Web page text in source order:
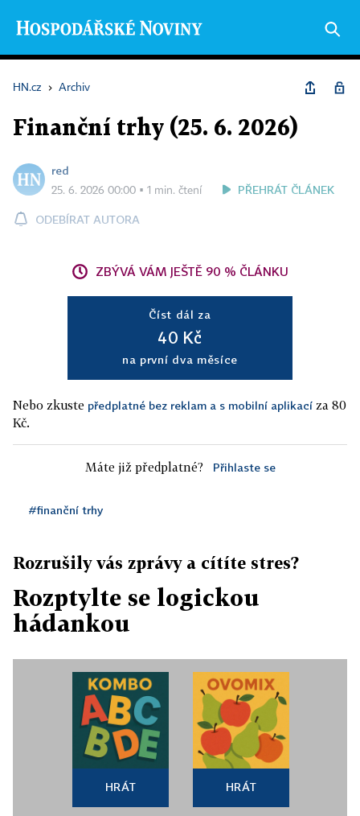
HN.cz › Archiv
Finanční trhy (25. 6. 2026)
red
25. 6. 2026 00:00 ▪ 1 min. čtení PŘEHRÁT ČLÁNEK
ODEBÍRAT AUTORA
ZBÝVÁ VÁM JEŠTĚ 90 % ČLÁNKU
Číst dál za
40 Kč
na první dva měsíce
Nebo zkuste předplatné bez reklam a s mobilní aplikací za 80
Kč.
Máte již předplatné? Přihlaste se
#finanční trhy
Rozrušily vás zprávy a cítíte stres?
Rozptylte se logickou
hádankou
HRÁT HRÁT